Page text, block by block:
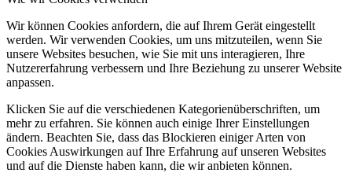
Wir können Cookies anfordern, die auf Ihrem Gerät eingestellt
werden. Wir verwenden Cookies, um uns mitzuteilen, wenn Sie
unsere Websites besuchen, wie Sie mit uns interagieren, Ihre
Nutzererfahrung verbessern und Ihre Beziehung zu unserer Website
anpassen.
Klicken Sie auf die verschiedenen Kategorienüberschriften, um
mehr zu erfahren. Sie können auch einige Ihrer Einstellungen
ändern. Beachten Sie, dass das Blockieren einiger Arten von
Cookies Auswirkungen auf Ihre Erfahrung auf unseren Websites
und auf die Dienste haben kann, die wir anbieten können.